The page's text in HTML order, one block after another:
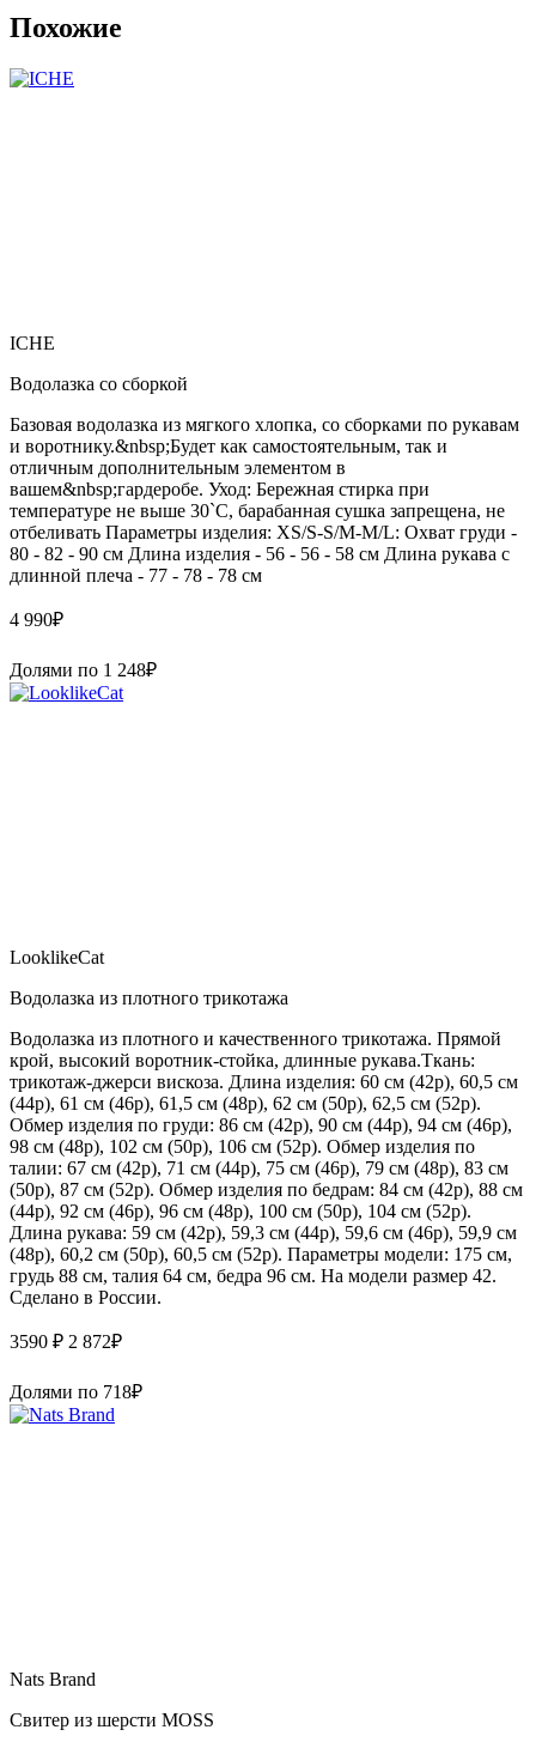
Похожие
ICHE
Водолазка со сборкой
Базовая водолазка из мягкого хлопка, со сборками по рукавам
и воротнику.&nbsp;Будет как самостоятельным, так и
отличным дополнительным элементом в
вашем&nbsp;гардеробе. Уход: Бережная стирка при
температуре не выше 30`C, барабанная сушка запрещена, не
отбеливать Параметры изделия: XS/S-S/M-M/L: Охват груди -
80 - 82 - 90 см Длина изделия - 56 - 56 - 58 см Длина рукава с
длинной плеча - 77 - 78 - 78 см
4 990₽
Долями по 1 248₽
LooklikeCat
Водолазка из плотного трикотажа
Водолазка из плотного и качественного трикотажа. Прямой
крой, высокий воротник-стойка, длинные рукава.Ткань:
трикотаж-джерси вискоза. Длина изделия: 60 см (42р), 60,5 см
(44р), 61 см (46р), 61,5 см (48р), 62 см (50р), 62,5 см (52р).
Обмер изделия по груди: 86 см (42р), 90 см (44р), 94 см (46р),
98 см (48р), 102 см (50р), 106 см (52р). Обмер изделия по
талии: 67 см (42р), 71 см (44р), 75 см (46р), 79 см (48р), 83 см
(50р), 87 см (52р). Обмер изделия по бедрам: 84 см (42р), 88 см
(44р), 92 см (46р), 96 см (48р), 100 см (50р), 104 см (52р).
Длина рукава: 59 см (42р), 59,3 см (44р), 59,6 см (46р), 59,9 см
(48р), 60,2 см (50р), 60,5 см (52р). Параметры модели: 175 см,
грудь 88 см, талия 64 см, бедра 96 см. На модели размер 42.
Сделано в России.
3590 ₽ 2 872₽
Долями по 718₽
Nats Brand
Свитер из шерсти MOSS